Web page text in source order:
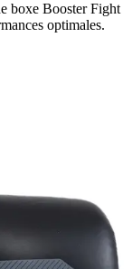
boxe Booster Fight
optimales.